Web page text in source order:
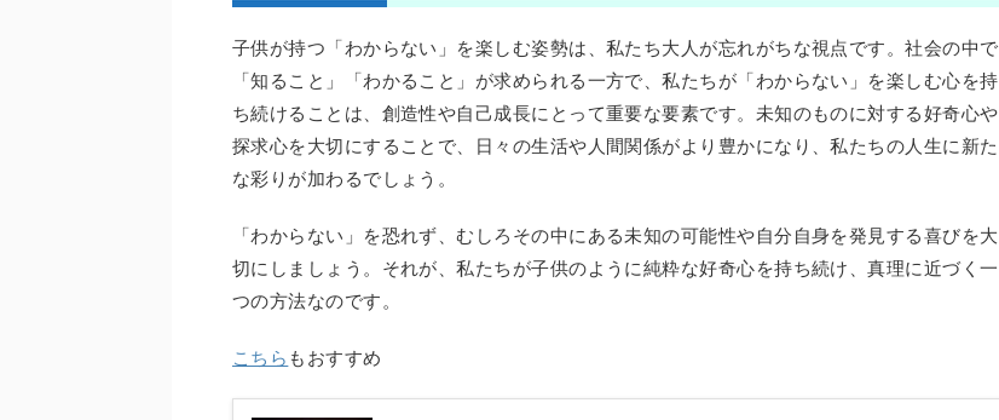
子供が持つ「わからない」を楽しむ姿勢は、私たち大人が忘れがちな視点です。社会の中で
「知ること」「わかること」が求められる一方で、私たちが「わからない」を楽しむ心を持
ち続けることは、創造性や自己成長にとって重要な要素です。未知のものに対する好奇心や
探求心を大切にすることで、日々の生活や人間関係がより豊かになり、私たちの人生に新た
な彩りが加わるでしょう。
「わからない」を恐れず、むしろその中にある未知の可能性や自分自身を発見する喜びを大
切にしましょう。それが、私たちが子供のように純粋な好奇心を持ち続け、真理に近づく一
つの方法なのです。
こちら もおすすめ